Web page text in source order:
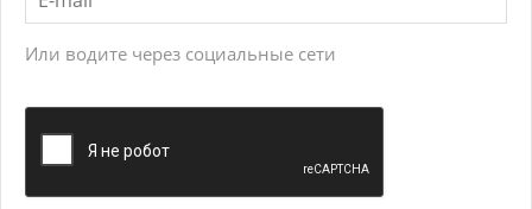
Или водите через социальные сети